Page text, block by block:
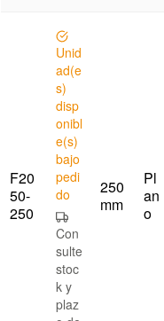
F20
50-
250
Unid
ad(e
s)
disp
onibl
e(s)
bajo
pedi
do
Con
sulte
stoc
k y
plaz
250
mm
Pl
an
o